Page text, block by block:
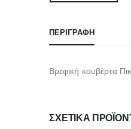
ΠΕΡΙΓΡΑΦΉ
Βρεφική κουβέρτα
ΣΧΕΤΙΚΆ